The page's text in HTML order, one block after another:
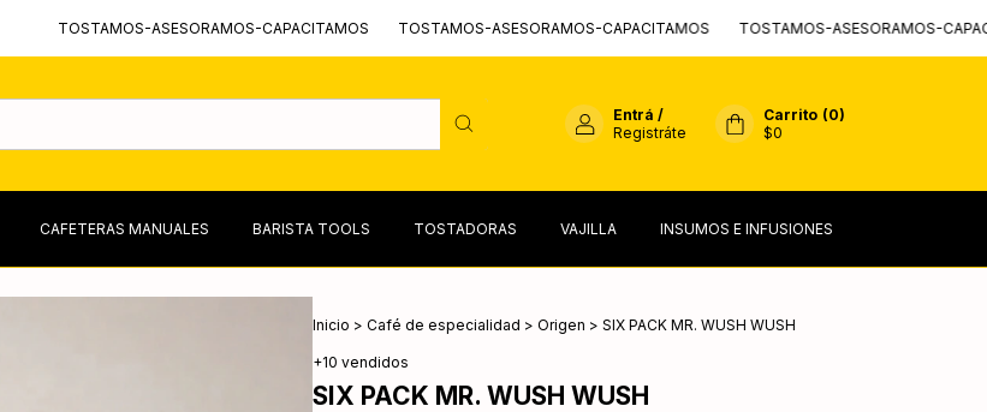
TOSTAMOS-ASESORAMOS-CAPACITAMOS TOSTAMOS-ASESORAMOS-CAPACITAMOS TOSTAMOS-ASESORAMOS-CAPACITAMOS
Entrá /
Registráte
Carrito (0)
$0
CAFETERAS MANUALES BARISTA TOOLS TOSTADORAS VAJILLA INSUMOS E INFUSIONES
Inicio > Café de especialidad > Origen > SIX PACK MR. WUSH WUSH
+10 vendidos
SIX PACK MR. WUSH WUSH